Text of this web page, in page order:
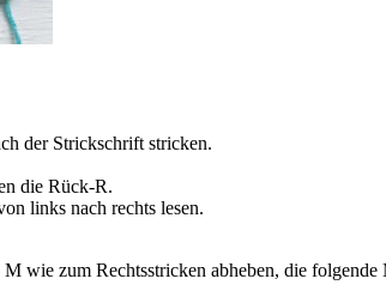
der Strickschrift stricken.
die Rück-R.
links nach rechts lesen.
wie zum Rechtsstricken abheben, die folgende